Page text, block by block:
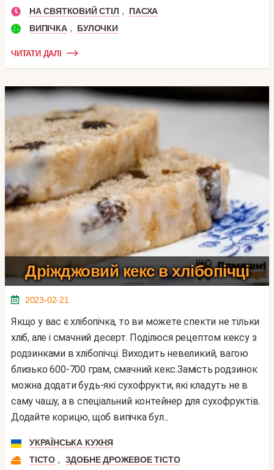
НА СВЯТКОВИЙ СТІЛ ,
ПАСХА
ВИПІЧКА , БУЛОЧКИ
ЧИТАТИ ДАЛІ
Дріжджовий кекс в хлібопічці
2023-02-21
Якщо у вас є хлібопічка, то ви можете спекти не тільки
хліб, але і смачний десерт. Поділюся рецептом кексу з
родзинками в хлібопічці. Виходить невеликий, вагою
близько 600-700 грам, смачний кекс.Замість родзинок
можна додати будь-які сухофрукти, які кладуть не в
саму чашу, а в спеціальний контейнер для сухофруктів.
Додайте корицю, щоб випічка бул...
УКРАЇНСЬКА КУХНЯ
ТІСТО ,
ЗДОБНЕ ДРОЖЕВОЕ ТІСТО